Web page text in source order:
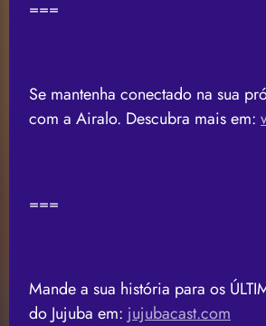
===
Se mantenha conectado na sua
com a Airalo. Descubra mais em:
===
Mande a sua história para os
do Jujuba em: jujubacast.com